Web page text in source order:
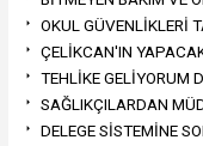
OKUL GÜVENLİKLERİ
ÇELİKCAN'IN
TEHLİKE GELİYORUM
SAĞLIKÇILARDAN
DELEGE SİSTEMİNE